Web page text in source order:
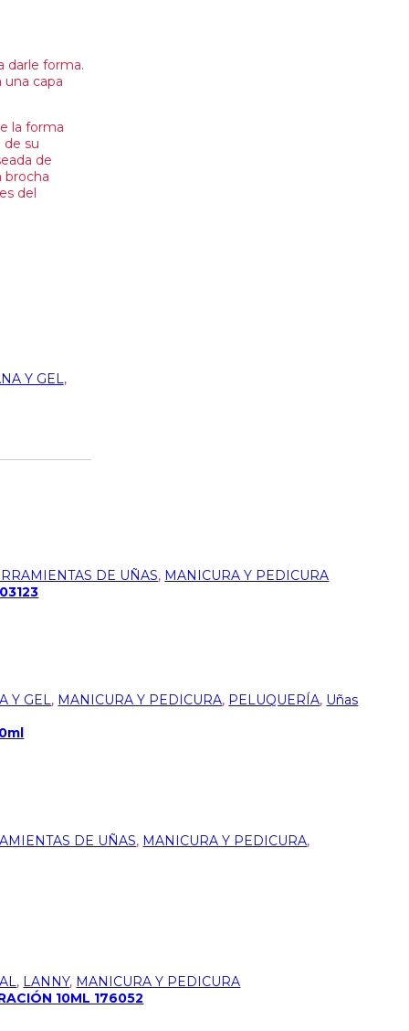
darle forma.
una capa
la forma
de su
de
brocha
del
Y GEL ,
DE UÑAS, MANICURA Y PEDICURA
Y GEL, MANICURA Y PEDICURA, PELUQUERÍA, Uñas
DE UÑAS, MANICURA Y PEDICURA,
, LANNY, MANICURA Y PEDICURA
10ML 176052